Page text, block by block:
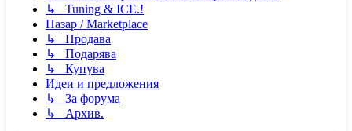
↳ Tuning & ICE.!
Пазар / Marketplace
↳ Продава
↳ Подарява
↳ Купува
Идеи и предложения
↳ За форума
↳ Архив.